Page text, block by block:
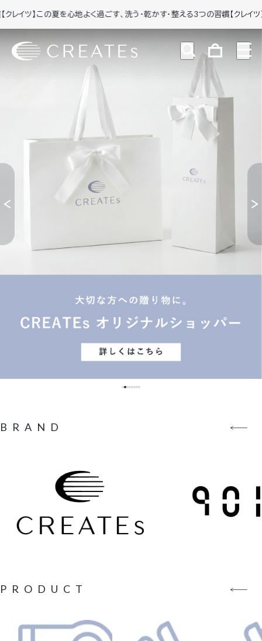
ツ】この夏を心地よく過ごす、洗う・乾かす・整える3つの習慣【クレイツ】こ
BRAND
PRODUCT